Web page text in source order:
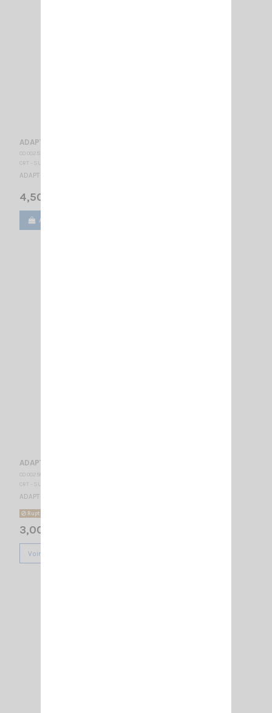
ADAPT- FME M /TNC M
CO 002576
CRT - SUPERSTAR
ADAPT- FME M /TNC M
4,50 €
Ajouter au panier
ADAPT- FME-M/BNC-M
CO 002580
CRT - SUPERSTAR
ADAPT- FME-M/BNC-M
Rupture de stock
3,00 €
Voir